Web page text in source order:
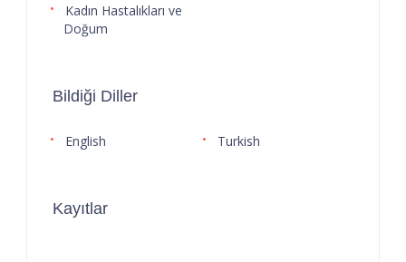
Kadın Hastalıkları ve
Doğum
Bildiği Diller
English Turkish
Kayıtlar